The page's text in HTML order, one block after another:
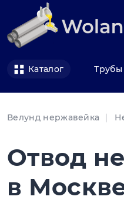
Каталог
Велунд нержавейка
Отвод
в